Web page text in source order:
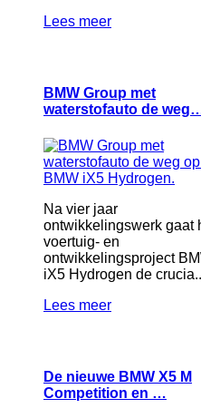
Lees meer
BMW Group met
waterstofauto de
Na vier jaar
ontwikkelingswerk gaat
voertuig- en
ontwikkelingsproject
iX5 Hydrogen de
Lees meer
De nieuwe BMW X5 M
Competition en …